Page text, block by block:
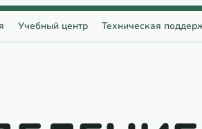
Учебный центр Техническая